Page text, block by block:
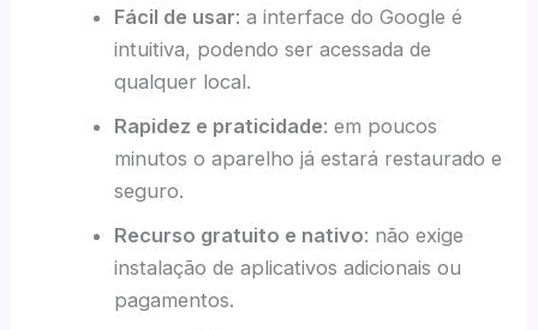
Fácil de usar: a interface do Google é
intuitiva, podendo ser acessada de
qualquer local.
Rapidez e praticidade: em poucos
minutos o aparelho já estará restaurado e
seguro.
Recurso gratuito e nativo: não exige
instalação de aplicativos adicionais ou
pagamentos.